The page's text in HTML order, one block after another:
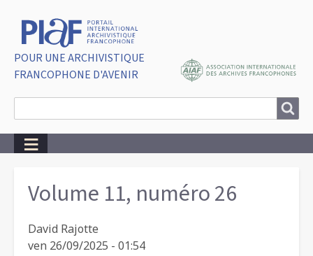
POUR UNE ARCHIVISTIQUE
FRANCOPHONE D'AVENIR
Volume 11, numéro 26
David Rajotte
ven 26/09/2025 - 01:54